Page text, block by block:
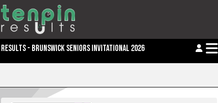
RESULTS - BRUNSWICK SENIORS INVITATIONAL 2026